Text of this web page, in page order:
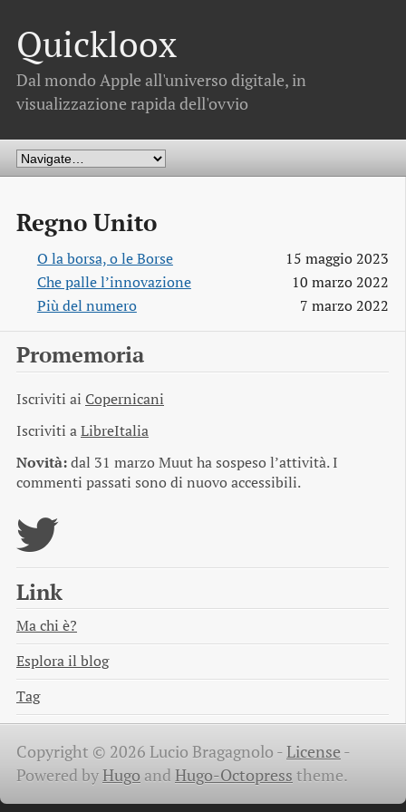
Quickloox
Dal mondo Apple all'universo digitale, in
visualizzazione rapida dell'ovvio
Regno Unito
O la borsa, o le Borse
15 maggio 2023
Che palle l’innovazione
10 marzo 2022
Più del numero
7 marzo 2022
Promemoria
Iscriviti ai Copernicani
Iscriviti aLibreItalia
Novità:dal 31 marzo Muut ha sospeso l’attività. I
commenti passati sono di nuovo accessibili.
Link
Ma chi è?
Esplora il blog
Tag
Copyright © 2026 Lucio Bragagnolo -License -
Powered byHugo and Hugo-Octopress theme.